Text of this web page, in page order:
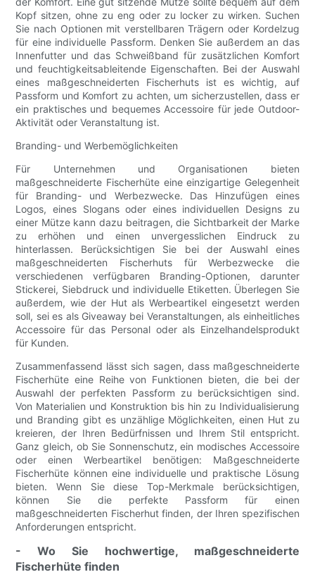
Kopf sitzen, ohne zu eng oder zu locker zu wirken. Suchen
Sie nach Optionen mit verstellbaren Trägern oder Kordelzug
für eine individuelle Passform. Denken Sie außerdem an das
Innenfutter und das Schweißband für zusätzlichen Komfort
und feuchtigkeitsableitende Eigenschaften. Bei der Auswahl
eines maßgeschneiderten Fischerhuts ist es wichtig, auf
Passform und Komfort zu achten, um sicherzustellen, dass er
ein praktisches und bequemes Accessoire für jede Outdoor-
Aktivität oder Veranstaltung ist.
Branding- und Werbemöglichkeiten
Für Unternehmen und Organisationen bieten
maßgeschneiderte Fischerhüte eine einzigartige Gelegenheit
für Branding- und Werbezwecke. Das Hinzufügen eines
Logos, eines Slogans oder eines individuellen Designs zu
einer Mütze kann dazu beitragen, die Sichtbarkeit der Marke
zu erhöhen und einen unvergesslichen Eindruck zu
hinterlassen. Berücksichtigen Sie bei der Auswahl eines
maßgeschneiderten Fischerhuts für Werbezwecke die
verschiedenen verfügbaren Branding-Optionen, darunter
Stickerei, Siebdruck und individuelle Etiketten. Überlegen Sie
außerdem, wie der Hut als Werbeartikel eingesetzt werden
soll, sei es als Giveaway bei Veranstaltungen, als einheitliches
Accessoire für das Personal oder als Einzelhandelsprodukt
für Kunden.
Zusammenfassend lässt sich sagen, dass maßgeschneiderte
Fischerhüte eine Reihe von Funktionen bieten, die bei der
Auswahl der perfekten Passform zu berücksichtigen sind.
Von Materialien und Konstruktion bis hin zu Individualisierung
und Branding gibt es unzählige Möglichkeiten, einen Hut zu
kreieren, der Ihren Bedürfnissen und Ihrem Stil entspricht.
Ganz gleich, ob Sie Sonnenschutz, ein modisches Accessoire
oder einen Werbeartikel benötigen: Maßgeschneiderte
Fischerhüte können eine individuelle und praktische Lösung
bieten. Wenn Sie diese Top-Merkmale berücksichtigen,
können Sie die perfekte Passform für einen
maßgeschneiderten Fischerhut finden, der Ihren spezifischen
Anforderungen entspricht.
- Wo Sie hochwertige, maßgeschneiderte
Fischerhüte finden